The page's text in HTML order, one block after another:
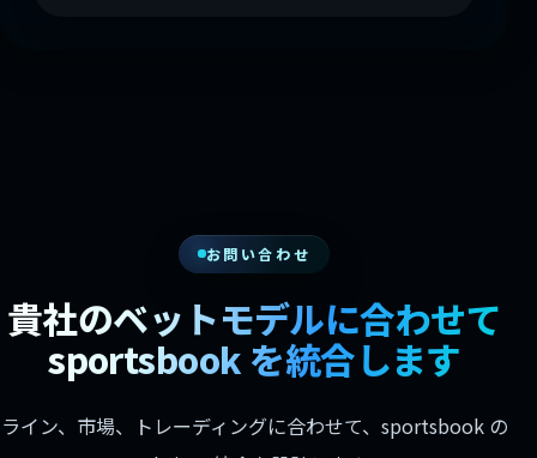
お問い合わせ
貴社のベットモデルに合わせて
sportsbook を統合します
ライン、市場、トレーディングに合わせて、sportsbook の